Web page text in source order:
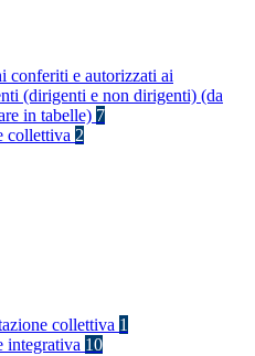
conferiti e autorizzati ai
(dirigenti e non dirigenti) (da
in tabelle) 7
collettiva 2
collettiva 1
integrativa 10